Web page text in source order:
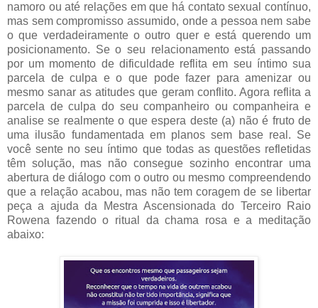
namoro ou até relações em que há contato sexual contínuo,
mas sem compromisso assumido, onde a pessoa nem sabe
o que verdadeiramente o outro quer e está querendo um
posicionamento. Se o seu relacionamento está passando
por um momento de dificuldade reflita em seu íntimo sua
parcela de culpa e o que pode fazer para amenizar ou
mesmo sanar as atitudes que geram conflito. Agora reflita a
parcela de culpa do seu companheiro ou companheira e
analise se realmente o que espera deste (a) não é fruto de
uma ilusão fundamentada em planos sem base real. Se
você sente no seu íntimo que todas as questões refletidas
têm solução, mas não consegue sozinho encontrar uma
abertura de diálogo com o outro ou mesmo compreendendo
que a relação acabou, mas não tem coragem de se libertar
peça a ajuda da Mestra Ascensionada do Terceiro Raio
Rowena fazendo o ritual da chama rosa e a meditação
abaixo: